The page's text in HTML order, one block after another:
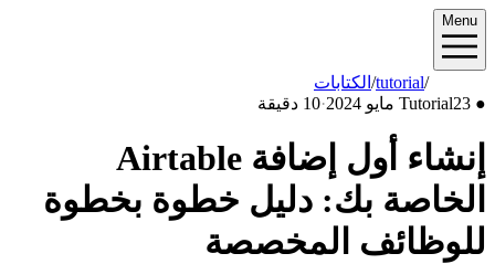
Menu
الكتابات/tutorial
●
Tutorial23 مايو 2024 ·10 دقيقة
إنشاء أول إضافة Airtable
الخاصة بك: دليل خطوة بخطوة
للوظائف المخصصة